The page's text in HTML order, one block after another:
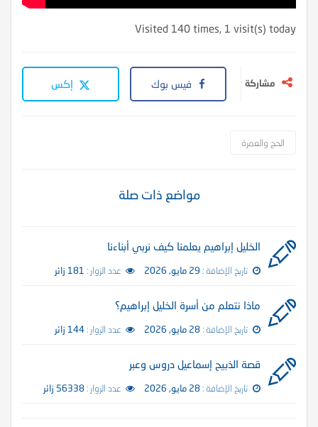
Visited 140 times, 1 visit(s) today
مشاركة فيس بوك إكس
الحج والعمرة
مواضع ذات صلة
الخليل إبراهيم يعلمنا كيف نربي أبناءنا
تاريخ الإضافة : 29 مايو, 2026 عدد الزوار : 181 زائر
ماذا نتعلم من أسرة الخليل إبراهيم؟
تاريخ الإضافة :28 مايو, 2026 عدد الزوار :144 زائر
قصة الذبيح إسماعيل دروس وعبر
تاريخ الإضافة :28 مايو, 2026 عدد الزوار :56338 زائر